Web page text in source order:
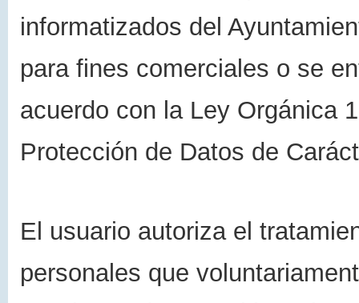
informatizados del
para fines comerciales o se
acuerdo con la Ley Orgánica
Protección de Datos de
El usuario autoriza el
personales que